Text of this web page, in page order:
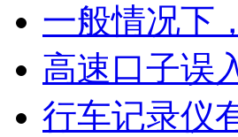
一般情况下
高速口子误
行车记录仪